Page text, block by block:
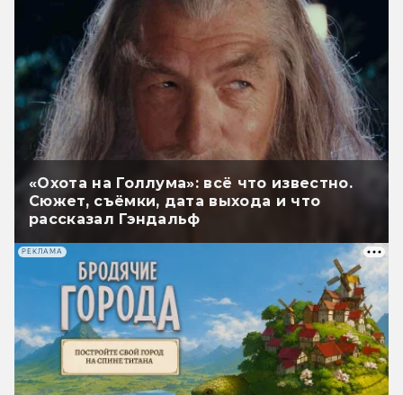
«Охота на Голлума»: всё что известно.
Сюжет, съёмки, дата выхода и что
рассказал Гэндальф
РЕКЛАМА